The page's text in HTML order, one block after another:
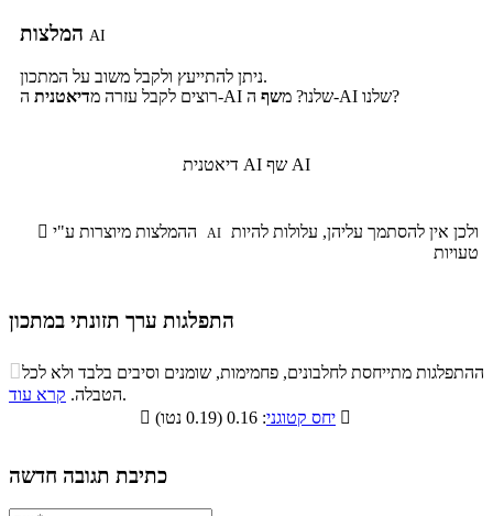
AI
ניתן להתייעץ ולקבל משוב על המתכון.
רוצים לקבל עזרה מדיאטנית ה-AI שלנו? משף ה-AI שלנו?
דיאטנית AI שף AI
 AI
טעויות
התפלגות ערך תזונתי במתכון
התפלגות ערך תזונתי במתכון
סיבים
תזונתיים
שומנים חלבונים
22.6% 54.4%
ההתפלגות מתייחסת לחלבונים, פחמימות, שומנים וסיבים בלבד ולא לכל
הטבלה. קרא עוד
.

יחס קטוגני 
כתיבת תגובה חדשה